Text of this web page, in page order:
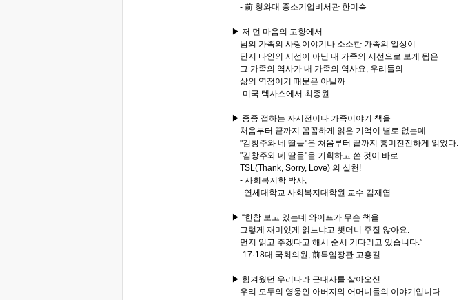
- 前 청와대 중소기업비서관 한미숙
▶ 저 먼 마음의 고향에서
남의 가족의 사랑이야기나 소소한 가족의 일상이
단지 타인의 시선이 아닌 내 가족의 시선으로 보게 됨은
그 가족의 역사가 내 가족의 역사요, 우리들의
삶의 역정이기 때문은 아닐까
- 미국 텍사스에서 최종원
▶ 종종 접하는 자서전이나 가족이야기 책을
처음부터 끝까지 꼼꼼하게 읽은 기억이 별로 없는데
"김창주와 네 딸들"은 처음부터 끝까지 흥미진진하게 읽었다.
"김창주와 네 딸들"을 기획하고 쓴 것이 바로
TSL(Thank, Sorry, Love) 의 실천!
- 사회복지학 박사,
연세대학교 사회복지대학원 교수 김재엽
▶ “한참 보고 있는데 와이프가 무슨 책을
그렇게 재미있게 읽느냐고 뺏더니 주질 않아요.
먼저 읽고 주겠다고 해서 순서 기다리고 있습니다.”
- 17·18대 국회의원, 前특임장관 고흥길
▶ 힘겨웠던 우리나라 근대사를 살아오신
우리 모두의 영웅인 아버지와 어머니들의 이야기입니다